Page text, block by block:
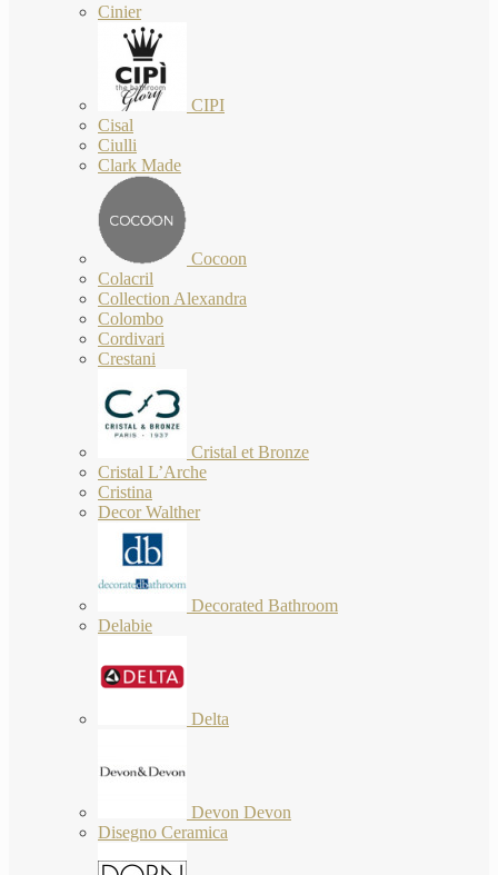
Cinier
CIPI
Cisal
Ciulli
Clark Made
Cocoon
Colacril
Collection Alexandra
Colombo
Cordivari
Crestani
Cristal et Bronze
Cristal L’Arche
Cristina
Decor Walther
Decorated Bathroom
Delabie
Delta
Devon Devon
Disegno Ceramica